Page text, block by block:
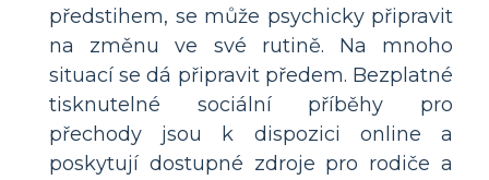
předstihem, se může psychicky připravit
na změnu ve své rutině. Na mnoho
situací se dá připravit předem. Bezplatné
tisknutelné sociální příběhy pro
přechody jsou k dispozici online a
poskytují dostupné zdroje pro rodiče a